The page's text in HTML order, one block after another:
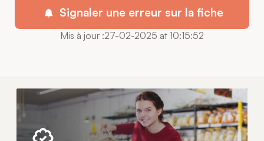
Signaler une erreur sur la fiche
Mis à jour :27-02-2025 at 10:15:52